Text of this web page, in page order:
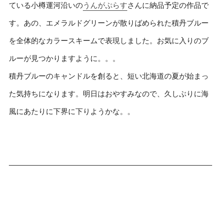
ている小樽運河沿いのうんがぷらすさんに納品予定の作品で
す。あの、エメラルドグリーンが散りばめられた積丹ブルー
を全体的なカラースキームで表現しました。お気に入りのブ
ルーが見つかりますように。。。
積丹ブルーのキャンドルを創ると、短い北海道の夏が始まっ
た気持ちになります。明日はおやすみなので、久しぶりに海
風にあたりに下界に下りようかな。。